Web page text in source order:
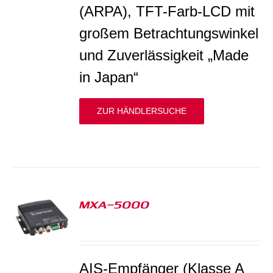
(ARPA), TFT-Farb-LCD mit
großem Betrachtungswinkel
und Zuverlässigkeit „Made
in Japan“
ZUR HÄNDLERSUCHE
MXA-5000
AIS-Empfänger (Klasse A